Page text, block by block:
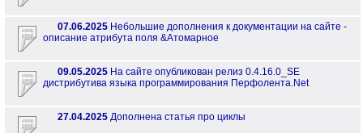
07.06.2025 Небольшие дополнения к документации на сайте -
описание атрибута поля &Атомарное
09.05.2025 На сайте опубликован релиз 0.4.16.0_SE
дистрибутива языка программирования Перфолента.Net
27.04.2025 Дополнена статья про циклы